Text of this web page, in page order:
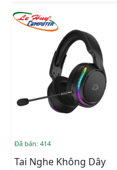
Đã bán: 414
Tai Nghe Không Dây